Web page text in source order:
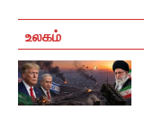
உலகம்